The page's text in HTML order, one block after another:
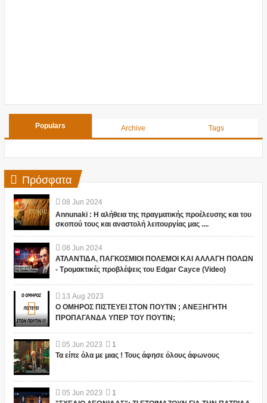
Populars Archive Tags
Πρόσφατα
08 Jun 2024
Annunaki : Η αλήθεια της πραγματικής προέλευσης και του
σκοπού τους και αναστολή λειτουργίας μας ....
08 Jun 2024
ΑΤΛΑΝΤΙΔΑ, ΠΑΓΚΟΣΜΙΟΙ ΠΟΛΕΜΟΙ ΚΑΙ ΑΛΛΑΓΗ ΠΟΛΩΝ
- Τρομακτικές προβλέψεις του Edgar Cayce (Video)
13 Aug 2023
Ο ΟΜΗΡΟΣ ΠΙΣΤΕΥΕΙ ΣΤΟΝ ΠΟΥΤΙΝ ; ΑΝΕΞΗΓΗΤΗ
ΠΡΟΠΑΓΑΝΔΑ ΥΠΕΡ ΤΟΥ ΠΟΥΤΙΝ;
05 Jun 2023
1
Τα είπε όλα με μιας ! Τους άφησε όλους άφωνους
05 Jun 2023
1